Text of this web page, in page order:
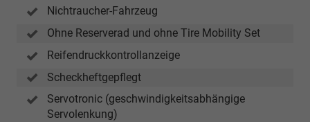
Modellen)
Nichtraucher-Fahrzeug
Ohne Reserverad und ohne Tire Mobility Set
Reifendruckkontrollanzeige
Scheckheftgepflegt
Servotronic (geschwindigkeitsabhängige
Servolenkung)